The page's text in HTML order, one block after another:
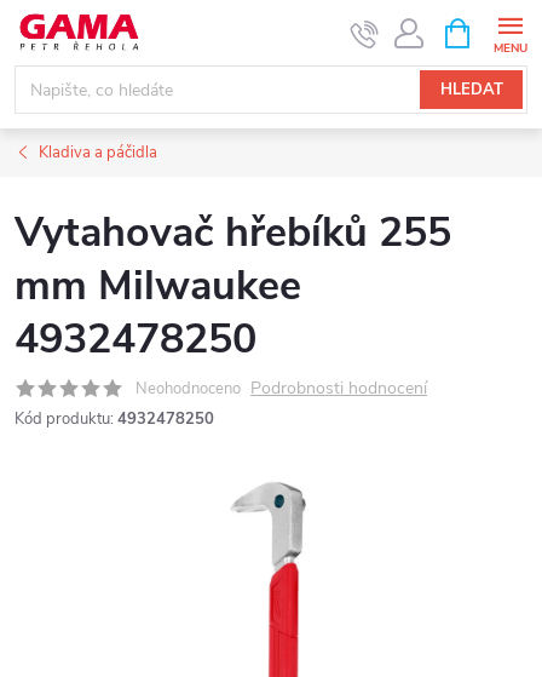
Přejít
obsah
HLEDAT
NÁKUPNÍ
KOŠÍK
Kladiva a páčidla
Vytahovač hřebíků 255
mm Milwaukee
4932478250
Neohodnoceno Podrobnosti hodnocení
Kód produktu: 4932478250